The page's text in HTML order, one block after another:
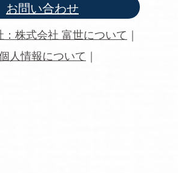
お問い合わせ
：株式会社 富世について ｜
人情報について ｜